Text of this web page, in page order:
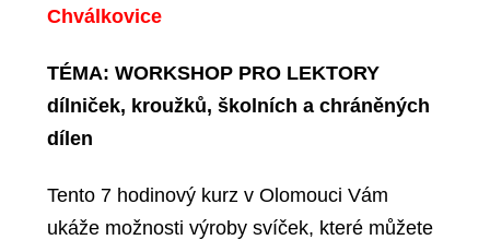
Chválkovice
TÉMA: WORKSHOP PRO LEKTORY
dílniček, kroužků, školních a chráněných
dílen
Tento 7 hodinový kurz v Olomouci Vám
ukáže možnosti výroby svíček, které můžete